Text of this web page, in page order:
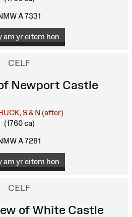
A 7331
am yr eitem hon
CELF
Newport Castle
S & N (after)
(1760 ca)
A 7281
am yr eitem hon
CELF
of White Castle